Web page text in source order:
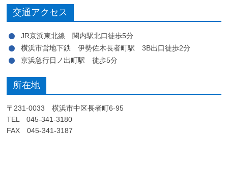
交通アクセス
JR京浜東北線 関内駅北口徒歩5分
横浜市営地下鉄 伊勢佐木長者町駅 3B出口徒歩2分
京浜急行日ノ出町駅 徒歩5分
所在地
〒231-0033 横浜市中区長者町6-95
TEL 045-341-3180
FAX 045-341-3187